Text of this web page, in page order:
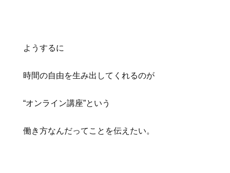
ようするに
時間の自由を生み出してくれるのが
“オンライン講座”という
働き方なんだってことを伝えたい。